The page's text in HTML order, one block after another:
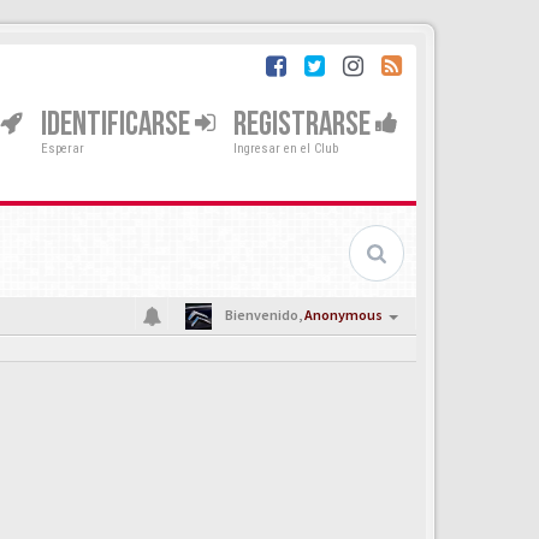
IDENTIFICARSE
Esperar
REGISTRARSE
Ingresar en el Club
Bienvenido,Anonymous